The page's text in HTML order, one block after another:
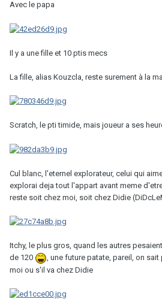
Avec le papa
Il y a une fille et 10 ptis mecs
La fille, alias Kouzcla, reste surement à la
Scratch, le pti timide, mais joueur a ses
Cul blanc, l'eternel explorateur, celui qui
explorai deja tout l'appart avant meme
reste soit chez moi, soit chez Didie
Itchy, le plus gros, quand les autres
de 120
, une future patate, pareil, on
moi ou s'il va chez Didie